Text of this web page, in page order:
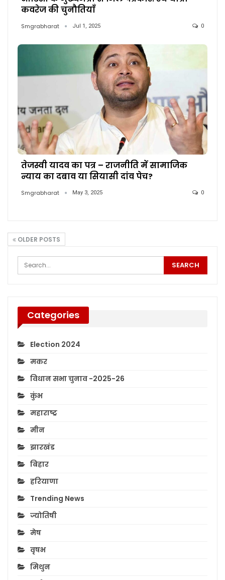
कवरेज की चुनौतियाँ
Smgrabharat Jul 1, 2025 0
तेजस्वी यादव का पत्र – राजनीति में सामाजिक
न्याय का दबाव या सियासी दांव पेच?
Smgrabharat May 3, 2025 0
OLDER POSTS
Categories
Election 2024
मकर
विधान सभा चुनाव -2025-26
कुंभ
महाराष्ट्र
मीन
झारखंड
बिहार
हरियाणा
Trending News
ज्योतिषी
मेष
वृषभ
मिथुन